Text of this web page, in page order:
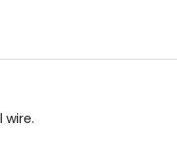
wire.